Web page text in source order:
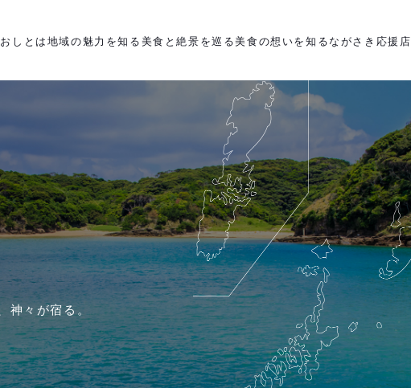
しとは 地域の魅力を知る 美食と絶景を巡る美食の想いを知る ながさき応援店
神々が宿る。